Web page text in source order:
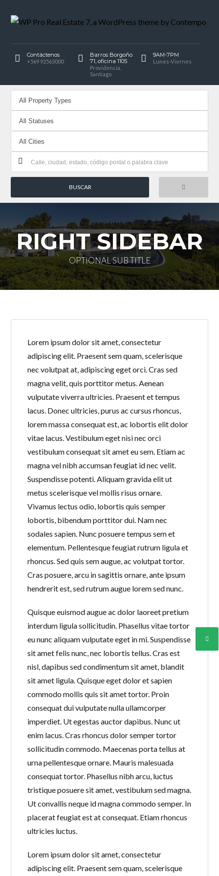
account,it takes less than a minute.
Password
INICIAR SESIÓN
Contáctenos
+569 92563000
Barros Borgoño
71, oficina 1105
Providencia,
Santiago
9AM-7PM
Lunes-Viernes
RIGHT SIDEBAR
OPTIONAL SUB TITLE
Lorem ipsum dolor sit amet, consectetur
adipiscing elit. Praesent sem quam, scelerisque
nec volutpat at, adipiscing eget orci. Cras sed
magna velit, quis porttitor metus. Aenean
vulputate viverra ultricies. Praesent et tempus
lacus. Donec ultricies, purus ac cursus rhoncus,
lorem massa consequat est, ac lobortis elit dolor
vitae lacus. Vestibulum eget nisi nec orci
vestibulum consequat sit amet eu sem. Etiam ac
magna vel nibh accumsan feugiat id nec velit.
Suspendisse potenti. Aliquam gravida elit ut
metus scelerisque vel mollis risus ornare.
Vivamus lectus odio, lobortis quis semper
lobortis, bibendum porttitor dui. Nam nec
sodales sapien. Nunc posuere tempus sem et
elementum. Pellentesque feugiat rutrum ligula et
rhoncus. Sed quis sem augue, ac volutpat tortor.
Cras posuere, arcu in sagittis ornare, ante ipsum
hendrerit est, sed rutrum augue lorem sed nunc.
Quisque euismod augue ac dolor laoreet pretium
interdum ligula sollicitudin. Phasellus vitae tortor
eu nunc aliquam vulputate eget in mi. Suspendisse
sit amet felis nunc, nec lobortis tellus. Cras est
nisl, dapibus sed condimentum sit amet, blandit
sit amet ligula. Quisque eget dolor et sapien
commodo mollis quis sit amet tortor. Proin
consequat dui vulputate nulla ullamcorper
imperdiet. Ut egestas auctor dapibus. Nunc ut
enim lacus. Cras rhoncus dolor semper tortor
sollicitudin commodo. Maecenas porta tellus at
urna pellentesque ornare. Mauris malesuada
consequat tortor. Phasellus nibh arcu, luctus
tristique posuere sit amet, vestibulum sed magna.
Ut convallis neque id magna commodo semper. In
placerat feugiat est at consequat. Etiam rhoncus
ultricies luctus.
Lorem ipsum dolor sit amet, consectetur
adipiscing elit. Praesent sem quam, scelerisque